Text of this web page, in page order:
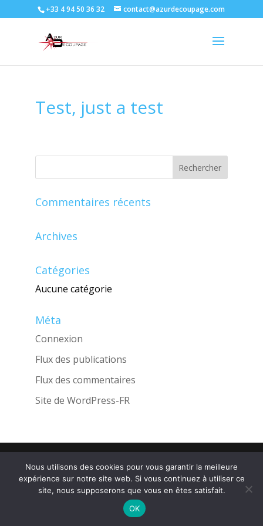
+33 4 94 50 36 32 contact@azurdecoupage.com
Test, just a test
Commentaires récents
Archives
Catégories
Aucune catégorie
Méta
Connexion
Flux des publications
Flux des commentaires
Site de WordPress-FR
Nous utilisons des cookies pour vous garantir la meilleure
expérience sur notre site web. Si vous continuez à utiliser ce
site, nous supposerons que vous en êtes satisfait.
OK